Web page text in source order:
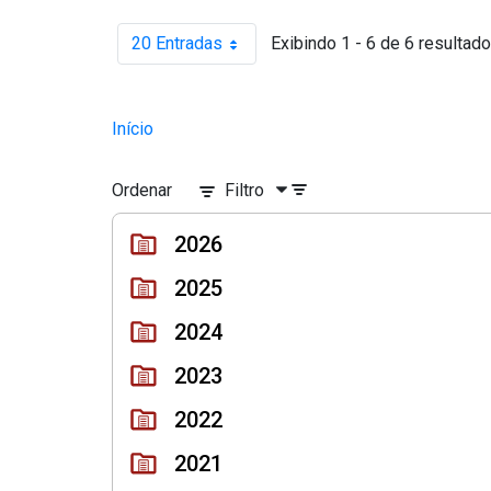
20 EntradasPor página Exibindo 1 - 6 de 6
Início
Ordenar Filtro
2026
2025
2024
2023
2022
2021